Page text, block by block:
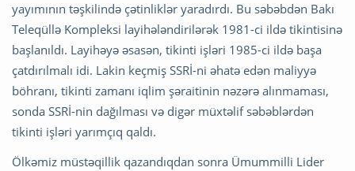
yayımının təşkilində çətinliklər yaradırdı. Bu səbəbdən Bakı
Teleqüllə Kompleksi layihələndirilərək 1981-ci ildə tikintisinə
başlanıldı. Layihəyə əsasən, tikinti işləri 1985-ci ildə başa
çatdırılmalı idi. Lakin keçmiş SSRİ-ni əhatə edən maliyyə
böhranı, tikinti zamanı iqlim şəraitinin nəzərə alınmaması,
sonda SSRİ-nin dağılması və digər müxtəlif səbəblərdən
tikinti işləri yarımçıq qaldı.
Ölkəmiz müstəqillik qazandıqdan sonra Ümummilli Lider